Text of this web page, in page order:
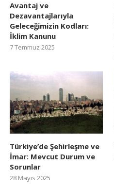
Avantaj ve
Dezavantajlarıyla
Geleceğimizin Kodları:
İklim Kanunu
7 Temmuz 2025
Türkiye’de Şehirleşme ve
İmar: Mevcut Durum ve
Sorunlar
28 Mayıs 2025